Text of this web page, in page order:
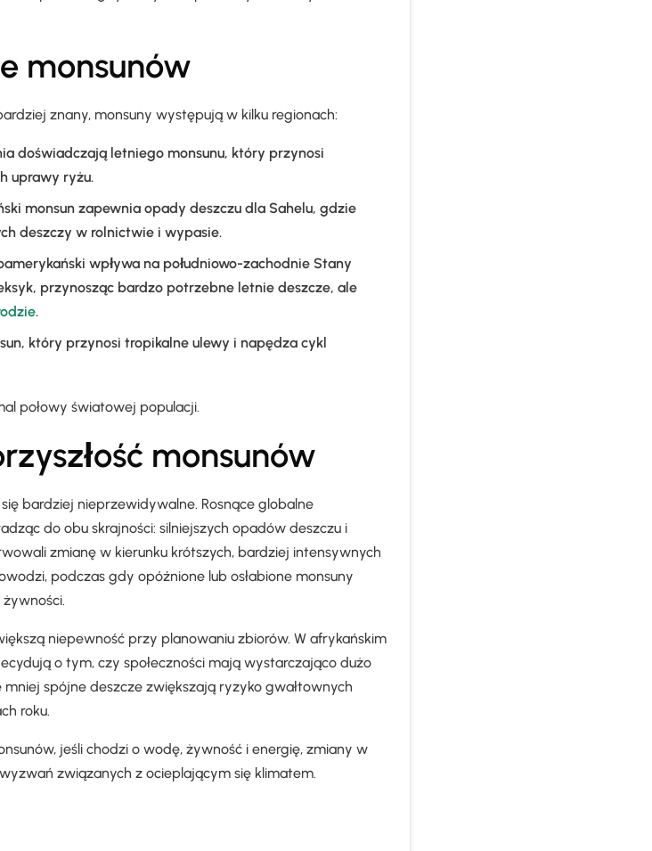
monsunów
znany, monsuny występują w kilku regionach:
doświadczają letniego monsunu, który przynosi
uprawy ryżu.
monsun zapewnia opady deszczu dla Sahelu, gdzie
deszczy w rolnictwie i wypasie.
wpływa na południowo-zachodnie Stany
przynosząc bardzo potrzebne letnie deszcze, ale
.
który przynosi tropikalne ulewy i napędza cykl
połowy światowej populacji.
monsunów
bardziej nieprzewidywalne. Rosnące globalne
do obu skrajności: silniejszych opadów deszczu i
zmianę w kierunku krótszych, bardziej intensywnych
podczas gdy opóźnione lub osłabione monsuny
niepewność przy planowaniu zbiorów. W afrykańskim
o tym, czy społeczności mają wystarczająco dużo
mniej spójne deszcze zwiększają ryzyko gwałtownych
roku.
jeśli chodzi o wodę, żywność i energię, zmiany w
związanych z ocieplającym się klimatem.